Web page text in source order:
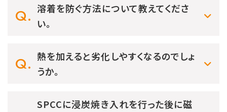
溶着を防ぐ方法について教えてくださ
い。
熱を加えると劣化しやすくなるのでしょ
うか。
SPCCに浸炭焼き入れを行った後に磁